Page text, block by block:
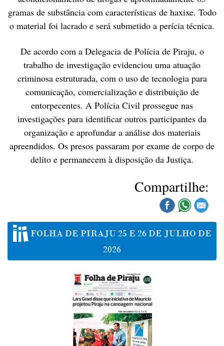
gramas de substância com características de haxixe. Todo
o material foi lacrado e será submetido a perícia técnica.
De acordo com a Delegacia de Polícia de Piraju, o
trabalho de investigação evidenciou uma atuação
criminosa estruturada, com o uso de tecnologia para
comunicação, comercialização e distribuição de
entorpecentes. A Polícia Civil prossegue nas
investigações para identificar outros participantes da
organização e aprofundar a análise dos materiais
apreendidos. Os presos passaram por exame de corpo de
delito e permanecem à disposição da Justiça.
Compartilhe:
FOLHA DE PIRAJU 25 E 26 DE JULHO DE
2026